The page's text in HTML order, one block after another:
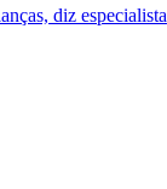
diz especialista